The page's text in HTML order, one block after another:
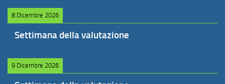
8 Dicembre 2026
Settimana della valutazione
9 Dicembre 2026